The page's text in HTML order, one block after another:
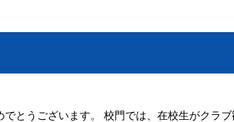
とうございます。 校門では、在校生がクラ